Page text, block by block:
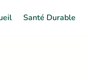
Santé Durable